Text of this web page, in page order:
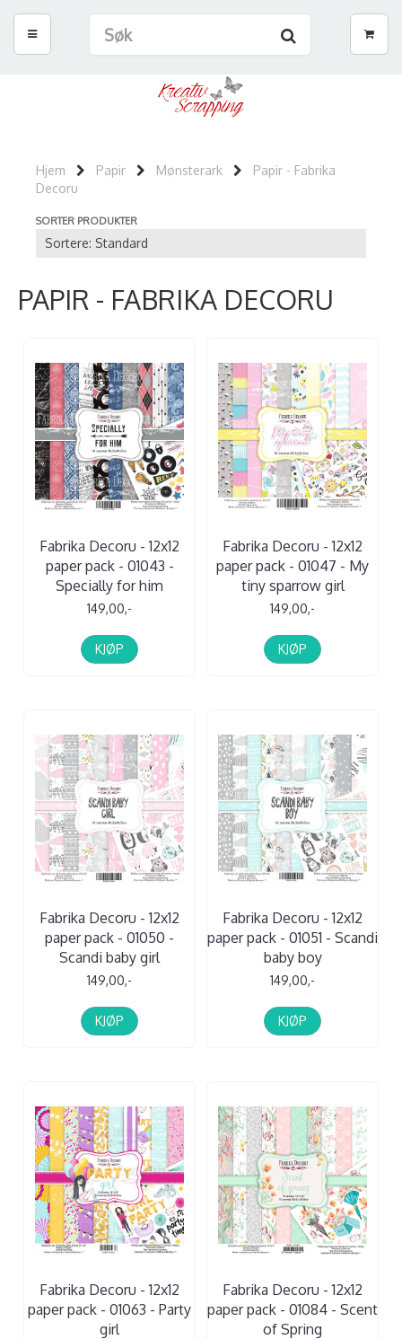
Hjem Papir Mønsterark
Papir - Fabrika
Decoru
SORTER PRODUKTER
PAPIR - FABRIKA DECORU
Fabrika Decoru - 12x12
paper pack - 01043 -
Specially for him
149,00,-
KJØP
Fabrika Decoru - 12x12
paper pack - 01047 - My
tiny sparrow girl
149,00,-
KJØP
Fabrika Decoru - 12x12
paper pack - 01050 -
Scandi baby girl
149,00,-
KJØP
Fabrika Decoru - 12x12
paper pack - 01051 - Scandi
baby boy
149,00,-
KJØP
Fabrika Decoru - 12x12
paper pack - 01063 - Party
girl
Fabrika Decoru - 12x12
paper pack - 01084 - Scent
of Spring